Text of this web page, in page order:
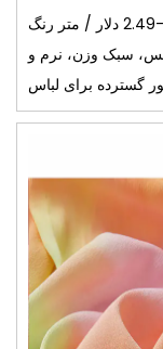
قیمت: 0.10-2.49 دلار / متر رنگ: FRT05-0239-XA/RF ریون یک
سبک وزن، نرم و